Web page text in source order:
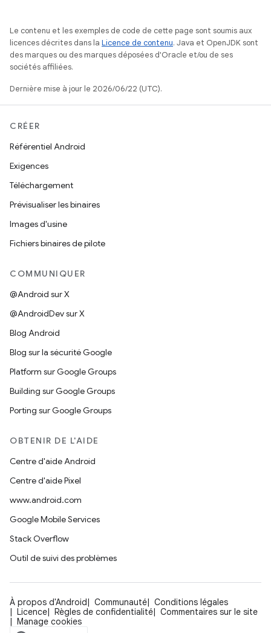
Le contenu et les exemples de code de cette page sont soumis aux
licences décrites dans la Licence de contenu. Java et OpenJDK sont
des marques ou des marques déposées d'Oracle et/ou de ses
sociétés affiliées.
Dernière mise à jour le 2026/06/22 (UTC).
CRÉER
Référentiel Android
Exigences
Téléchargement
Prévisualiser les binaires
Images d'usine
Fichiers binaires de pilote
COMMUNIQUER
@Android sur X
@AndroidDev sur X
Blog Android
Blog sur la sécurité Google
Platform sur Google Groups
Building sur Google Groups
Porting sur Google Groups
OBTENIR DE L'AIDE
Centre d'aide Android
Centre d'aide Pixel
www.android.com
Google Mobile Services
Stack Overflow
Outil de suivi des problèmes
À propos d'Android Communauté
Conditions légales
Licence
Règles de confidentialité
Commentaires sur le site
Manage cookies